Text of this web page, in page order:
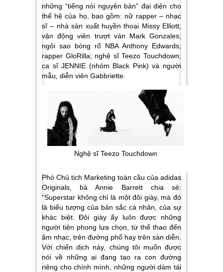
những “tiếng nói nguyên bản” đại diện cho
thế hệ của họ, bao gồm: nữ rapper – nhạc
sĩ – nhà sản xuất huyền thoại Missy Elliott;
vận động viên trượt ván Mark Gonzales;
ngôi sao bóng rổ NBA Anthony Edwards;
rapper GloRilla; nghệ sĩ Teezo Touchdown;
ca sĩ JENNIE (nhóm Black Pink) và người
mẫu, diễn viên Gabbriette.
Nghệ sĩ Teezo Touchdown
Phó Chủ tịch Marketing toàn cầu của adidas
Originals, bà Annie Barrett chia sẻ:
“Superstar không chỉ là một đôi giày, mà đó
là biểu tượng của bản sắc cá nhân, của sự
khác biệt. Đôi giày ấy luôn được những
người tiên phong lựa chọn, từ thể thao đến
âm nhạc, trên đường phố hay trên sàn diễn.
Với chiến dịch này, chúng tôi muốn được
nói về những ai đang tạo ra con đường
riêng cho chính mình, những người dám tái